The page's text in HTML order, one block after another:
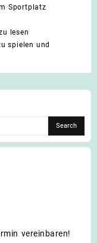
Sportplatz
lesen
spielen und
vereinbaren!